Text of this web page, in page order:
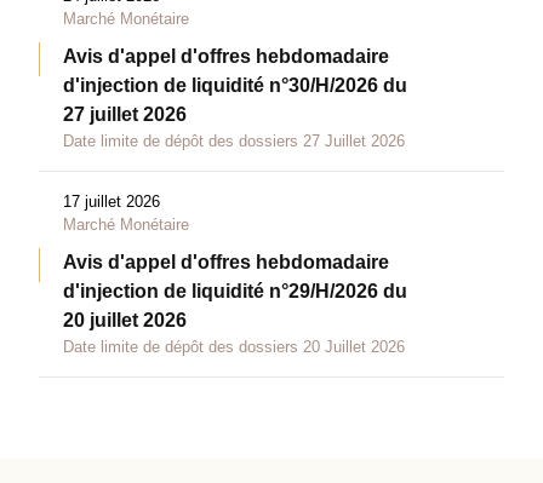
Marché Monétaire
Avis d'appel d'offres hebdomadaire
d'injection de liquidité n°30/H/2026 du
27 juillet 2026
Date limite de dépôt des dossiers 27 Juillet 2026
17 juillet 2026
Marché Monétaire
Avis d'appel d'offres hebdomadaire
d'injection de liquidité n°29/H/2026 du
20 juillet 2026
Date limite de dépôt des dossiers 20 Juillet 2026